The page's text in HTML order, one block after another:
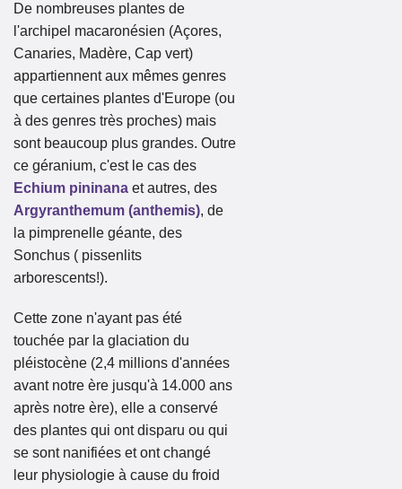
De nombreuses plantes de
l'archipel macaronésien (Açores,
Canaries, Madère, Cap vert)
appartiennent aux mêmes genres
que certaines plantes d'Europe (ou
à des genres très proches) mais
sont beaucoup plus grandes. Outre
ce géranium, c'est le cas des
Echium pininana et autres, des
Argyranthemum (anthemis), de
la pimprenelle géante, des
Sonchus ( pissenlits
arborescents!).
Cette zone n'ayant pas été
touchée par la glaciation du
pléistocène (2,4 millions d'années
avant notre ère jusqu'à 14.000 ans
après notre ère), elle a conservé
des plantes qui ont disparu ou qui
se sont nanifiées et ont changé
leur physiologie à cause du froid